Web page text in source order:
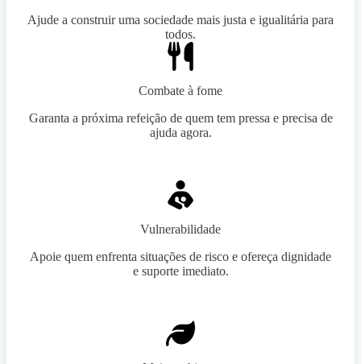
Ajude a construir uma sociedade mais justa e igualitária para
todos.
Combate à fome
Garanta a próxima refeição de quem tem pressa e precisa de
ajuda agora.
Vulnerabilidade
Apoie quem enfrenta situações de risco e ofereça dignidade
e suporte imediato.